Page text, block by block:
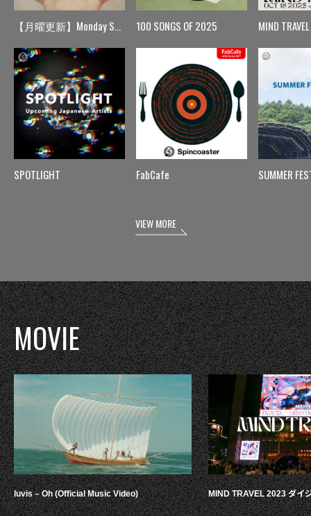
【月曜更新】Monday Spin
SPOTLIGHT
100 SONGS OF 2025
FabCafe
MIND TRAVEL
SUMMER
VIEW MORE
MOVIE
luvis – Oh (Official Music Video) MIND TRAVEL 2023 ダイ